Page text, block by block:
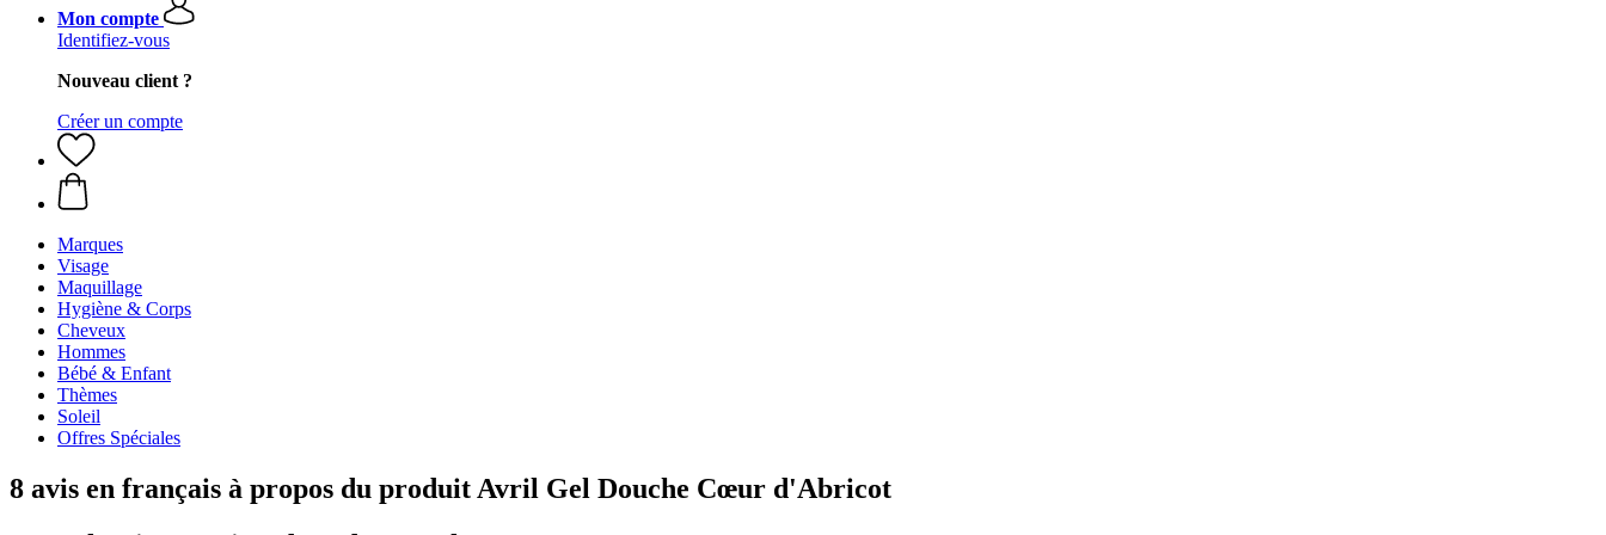
Mon compte
Identifiez-vous
Nouveau client ?
Créer un compte
Marques
Visage
Maquillage
Hygiène & Corps
Cheveux
Hommes
Bébé & Enfant
Thèmes
Soleil
Offres Spéciales
8 avis en français à propos du produit Avril Gel Douche Cœur d'Abricot